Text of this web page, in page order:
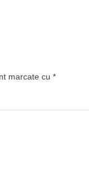
marcate cu *